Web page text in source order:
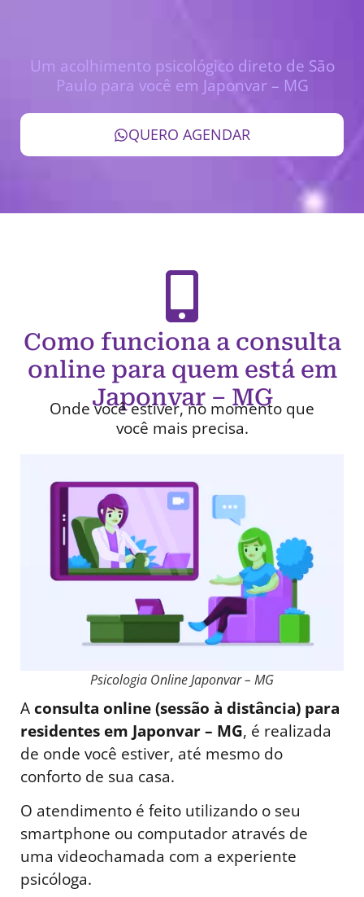
Um acolhimento psicológico direto de São
Paulo para você em Japonvar – MG
QUERO AGENDAR
Como funciona a consulta
online para quem está em
Japonvar – MG
Onde você estiver, no momento que
você mais precisa.
Psicologia Online Japonvar – MG
Aconsulta online (sessão à distância) para
residentes em Japonvar – MG, é realizada
de onde você estiver, até mesmo do
conforto de sua casa.
O atendimento é feito utilizando o seu
smartphone ou computador através de
uma videochamada com a experiente
psicóloga.